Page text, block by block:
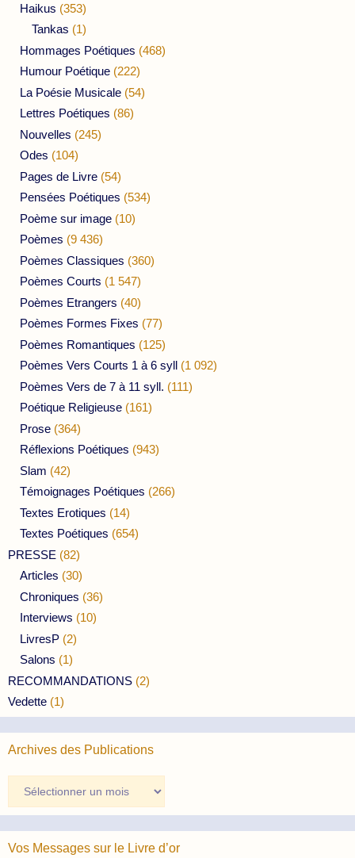
Haikus (353)
Tankas (1)
Hommages Poétiques (468)
Humour Poétique (222)
La Poésie Musicale (54)
Lettres Poétiques (86)
Nouvelles (245)
Odes (104)
Pages de Livre (54)
Pensées Poétiques (534)
Poème sur image (10)
Poèmes (9 436)
Poèmes Classiques (360)
Poèmes Courts (1 547)
Poèmes Etrangers (40)
Poèmes Formes Fixes (77)
Poèmes Romantiques (125)
Poèmes Vers Courts 1 à 6 syll (1 092)
Poèmes Vers de 7 à 11 syll. (111)
Poétique Religieuse (161)
Prose (364)
Réflexions Poétiques (943)
Slam (42)
Témoignages Poétiques (266)
Textes Erotiques (14)
Textes Poétiques (654)
PRESSE (82)
Articles (30)
Chroniques (36)
Interviews (10)
LivresP (2)
Salons (1)
RECOMMANDATIONS (2)
Vedette (1)
Archives des Publications
des
Publications
Vos Messages sur le Livre d’or